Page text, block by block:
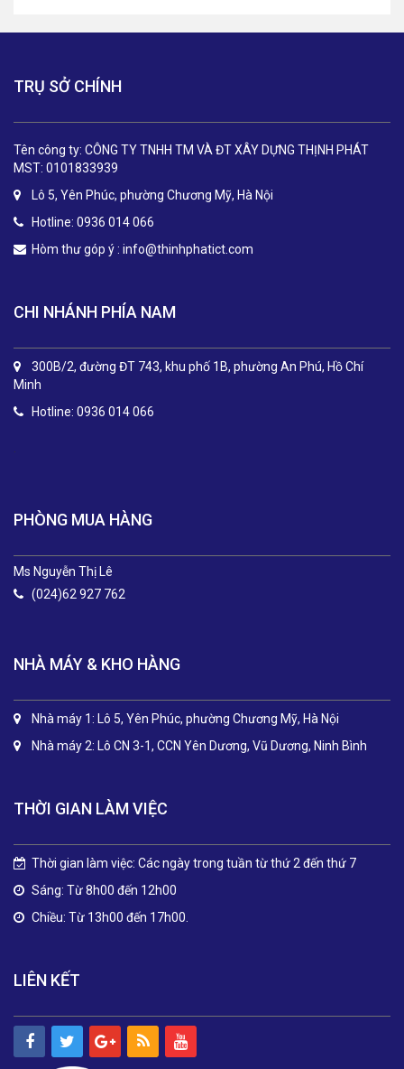
TRỤ SỞ CHÍNH
Tên công ty: CÔNG TY TNHH TM VÀ ĐT XÂY DỰNG THỊNH PHÁT
MST: 0101833939
Lô 5, Yên Phúc, phường Chương Mỹ, Hà Nội
Hotline: 0936 014 066
Hòm thư góp ý : info@thinhphatict.com
CHI NHÁNH PHÍA NAM
300B/2, đường ĐT 743, khu phố 1B, phường An Phú, Hồ Chí
Minh
Hotline: 0936 014 066
.
PHÒNG MUA HÀNG
Ms Nguyễn Thị Lê
(024)62 927 762
NHÀ MÁY & KHO HÀNG
Nhà máy 1: Lô 5, Yên Phúc, phường Chương Mỹ, Hà Nội
Nhà máy 2: Lô CN 3-1, CCN Yên Dương, Vũ Dương, Ninh Bình
THỜI GIAN LÀM VIỆC
Thời gian làm việc: Các ngày trong tuần từ thứ 2 đến thứ 7
Sáng: Từ 8h00 đến 12h00
Chiều: Từ 13h00 đến 17h00.
LIÊN KẾT